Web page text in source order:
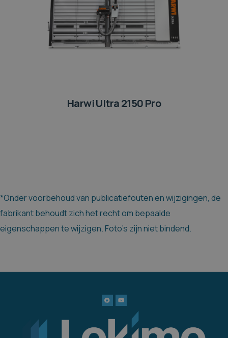
Harwi Ultra 2150 Pro
*Onder voorbehoud van publicatiefouten en wijzigingen, de
fabrikant behoudt zich het recht om bepaalde
eigenschappen te wijzigen. Foto's zijn niet bindend.